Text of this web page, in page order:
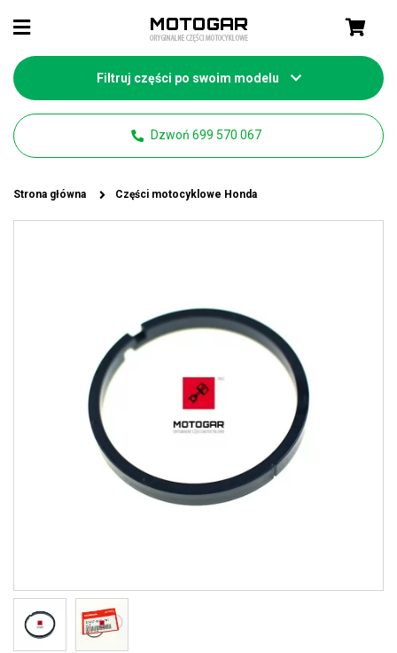
Filtruj części po swoim modelu
Dzwoń 699 570 067
Strona główna Części motocyklowe Honda